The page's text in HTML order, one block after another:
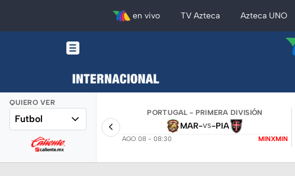
en vivo TV Azteca Azteca UNO
QUIERO VER
Futbol
PORTUGAL - PRIMERA DIVISIÓN
MAR-VS-PIA
AGO 08 - 08:30 MINXMIN